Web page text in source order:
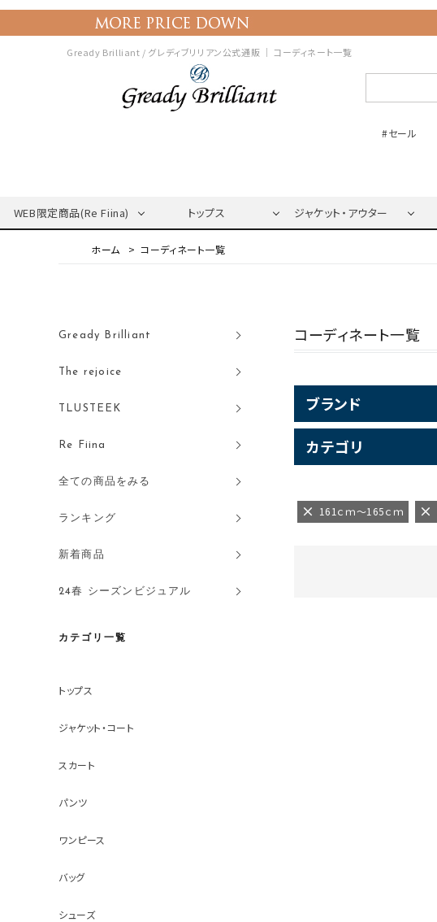
Gready Brilliant / グレディブリリアン公式通販 ｜ コーディネート一覧
#セール
WEB限定商品(Re Fiina) トップス ジャケット・アウター
コーディネート一覧
Gready Brilliant
The rejoice
TLUSTEEK
Re Fiina
全ての商品をみる
ランキング
新着商品
24春 シーズンビジュアル
カテゴリ一覧
トップス
ジャケット・コート
スカート
パンツ
ワンピース
バッグ
シューズ
コーディネート一覧
ブランド
カテゴリ
161ｃｍ～165ｃｍ